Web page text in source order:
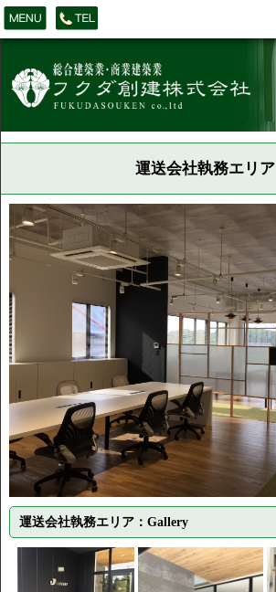
運送会社執務エリア
運送会社執務エリア：Gallery